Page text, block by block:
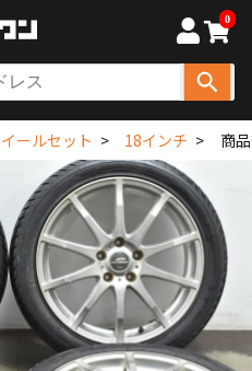
0
ールセット 18インチ 商